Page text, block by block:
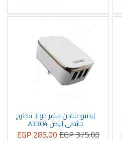
ليدنيو شاحن سفر ذو 3 مخارج
حائطي ابيض A3304
EGP 285.00EGP 375.00